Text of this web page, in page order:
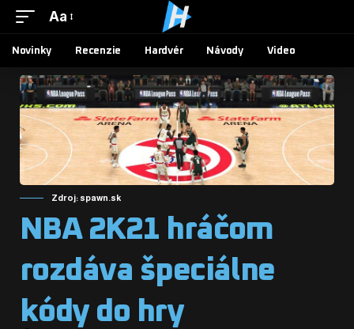
Aa
Novinky Recenzie Hardvér Návody Video
Zdroj: spawn.sk
NBA 2K21 hráčom
rozdáva špeciálne
kódy do hry